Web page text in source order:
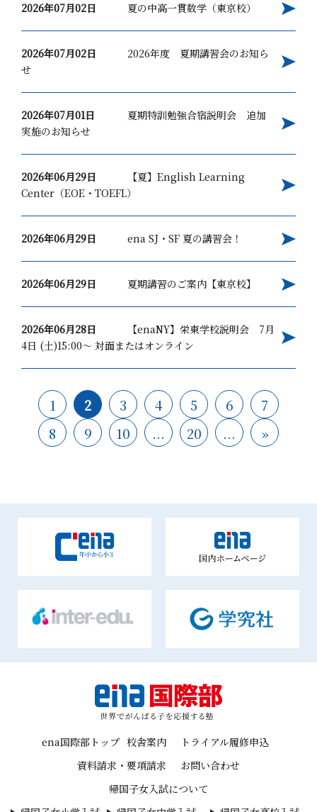
2026年07月02日 夏の中高一貫数学（東京校）
2026年07月02日
2026年度 夏期講習会のお知ら
せ
2026年07月01日
夏期特訓勉強合宿説明会 追加
実施のお知らせ
2026年06月29日
【夏】English Learning
Center（EOE・TOEFL）
2026年06月29日 ena SJ・SF 夏の講習会！
2026年06月29日 夏期講習のご案内【東京校】
2026年06月28日
【enaNY】栄東学校説明会 7月
4日 (土)15:00～ 対面またはオンライン
1 2 3 4 5 6
7
8
9 10 ... 20 ... »
ena国際部トップ 校舎案内
トライアル履修申込
資料請求・要項請求
お問い合わせ
帰国子女入試について